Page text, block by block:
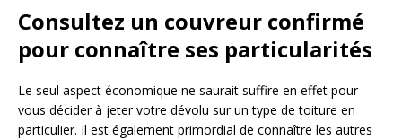
Consultez un couvreur confirmé
pour connaître ses particularités
Le seul aspect économique ne saurait suffire en effet pour
vous décider à jeter votre dévolu sur un type de toiture en
particulier. Il est également primordial de connaître les autres